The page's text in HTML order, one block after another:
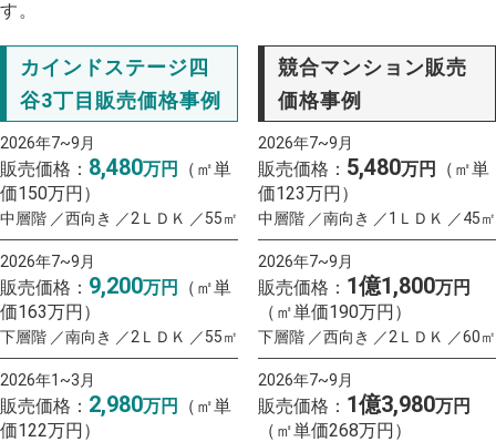
す。
カインドステージ四
谷3丁目販売価格事例
2026年7~9月
販売価格： 8,480万円
（㎡単
価150万円）
中層階 ／西向き ／2ＬＤＫ ／55㎡
2026年7~9月
販売価格： 9,200万円
（㎡単
価163万円）
下層階 ／南向き ／2ＬＤＫ ／55㎡
2026年1~3月
販売価格： 2,980万円
（㎡単
価122万円）
競合マンション販売
価格事例
2026年7~9月
販売価格： 5,480万円
（㎡単
価123万円）
中層階 ／南向き ／1ＬＤＫ ／45㎡
2026年7~9月
販売価格： 1億1,800万円
（㎡単価190万円）
下層階 ／西向き ／2ＬＤＫ ／60㎡
2026年7~9月
販売価格： 1億3,980万円
（㎡単価268万円）